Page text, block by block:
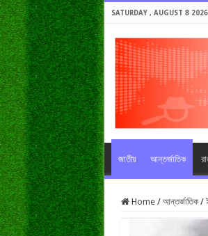
SATURDAY , AUGUST 8 2026
জাতীয় আন্তর্জাতিক
Home / আন্তর্জাতিক /